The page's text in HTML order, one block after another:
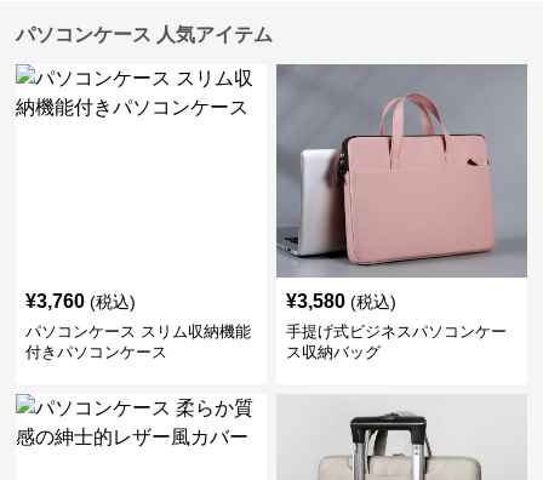
パソコンケース 人気アイテム
¥3,760 (税込)
パソコンケース スリム収納機能
付きパソコンケース
¥3,580 (税込)
手提げ式ビジネスパソコンケー
ス収納バッグ